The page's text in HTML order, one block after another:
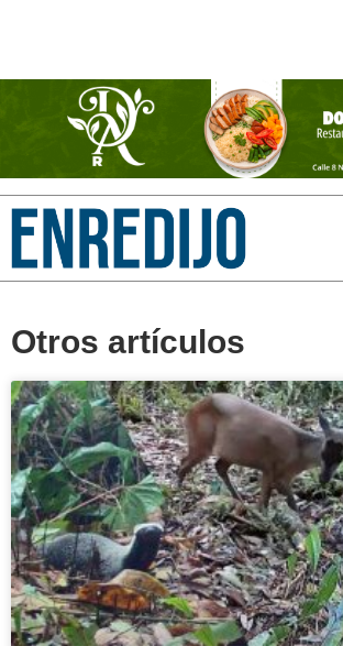
Otros artículos